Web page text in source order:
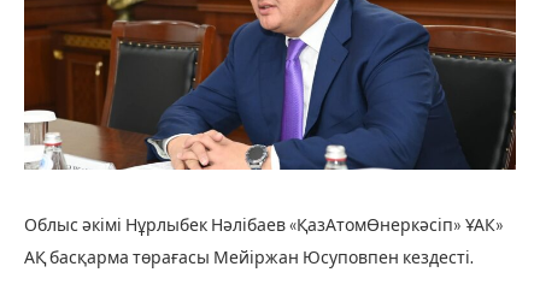
Облыс әкімі Нұрлыбек Нәлібаев «ҚазАтомӨнеркәсіп» ҰАК»
АҚ басқарма төрағасы Мейіржан Юсуповпен кездесті.